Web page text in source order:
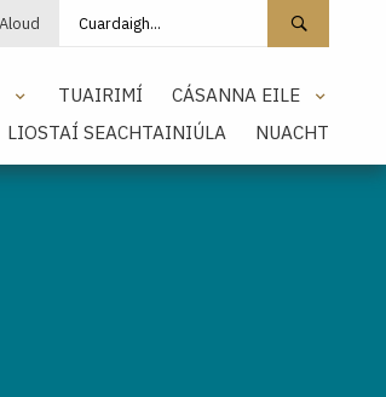
Cuardaigh láithreán
TUAIRIMÍ
CÁSANNA EILE
LIOSTAÍ SEACHTAINIÚLA
NUACHT